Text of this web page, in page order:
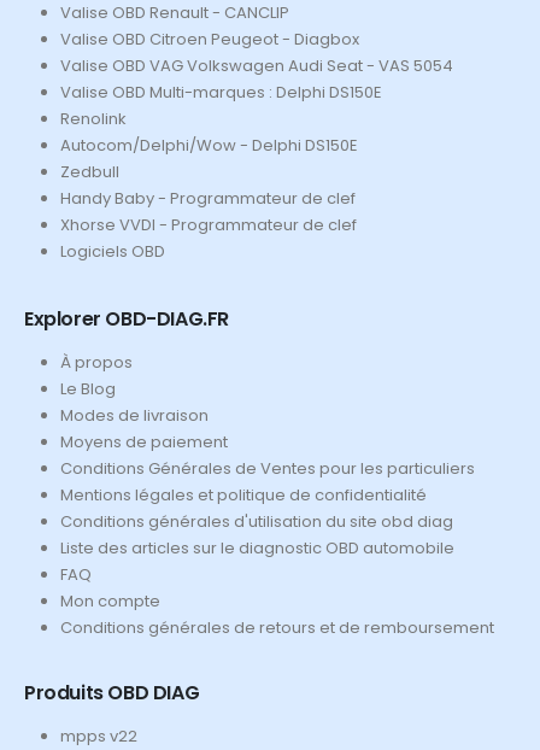
Valise OBD Renault - CANCLIP
Valise OBD Citroen Peugeot - Diagbox
Valise OBD VAG Volkswagen Audi Seat - VAS 5054
Valise OBD Multi-marques : Delphi DS150E
Renolink
Autocom/Delphi/Wow - Delphi DS150E
Zedbull
Handy Baby - Programmateur de clef
Xhorse VVDI - Programmateur de clef
Logiciels OBD
Explorer OBD-DIAG.FR
À propos
Le Blog
Modes de livraison
Moyens de paiement
Conditions Générales de Ventes pour les particuliers
Mentions légales et politique de confidentialité
Conditions générales d'utilisation du site obd diag
Liste des articles sur le diagnostic OBD automobile
FAQ
Mon compte
Conditions générales de retours et de remboursement
Produits OBD DIAG
mpps v22